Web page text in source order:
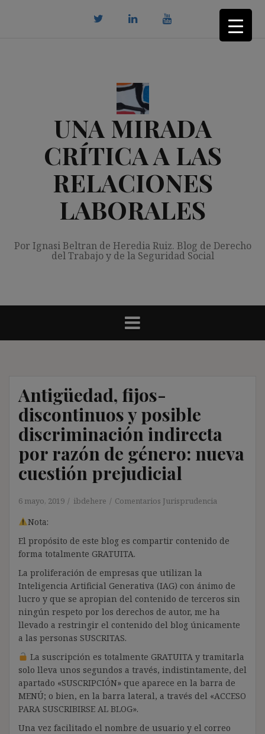
UNA MIRADA
CRÍTICA A LAS
RELACIONES
LABORALES
Por Ignasi Beltran de Heredia Ruiz. Blog de Derecho
del Trabajo y de la Seguridad Social
Antigüedad, fijos-
discontinuos y posible
discriminación indirecta
por razón de género: nueva
cuestión prejudicial
6 mayo, 2019 ibdehere Comentarios Jurisprudencia
Nota:
El propósito de este blog es compartir contenido de
forma totalmente GRATUITA.
La proliferación de empresas que utilizan la
Inteligencia Artificial Generativa (IAG) con ánimo de
lucro y que se apropian del contenido de terceros sin
ningún respeto por los derechos de autor, me ha
llevado a restringir el contenido del blog únicamente
a las personas SUSCRITAS.
La suscripción es totalmente GRATUITA y tramitarla
solo lleva unos segundos a través, indistintamente, del
apartado «SUSCRIPCIÓN» que aparece en la barra de
MENÚ; o bien, en la barra lateral, a través del «ACCESO
PARA SUSCRIBIRSE AL BLOG».
Una vez facilitado el nombre de usuario y el correo